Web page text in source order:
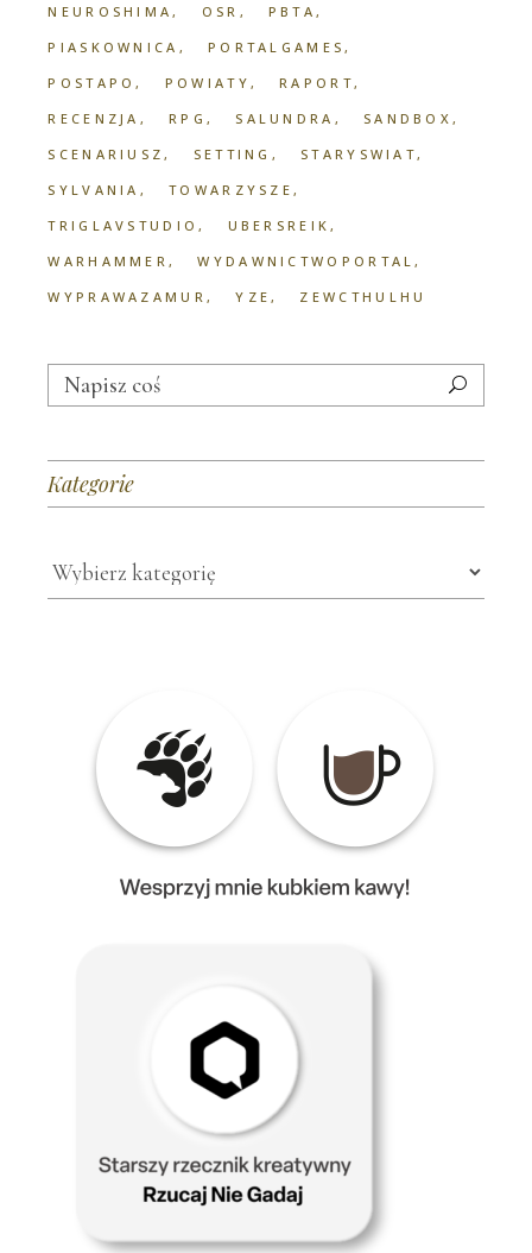
NEUROSHIMA
OSR
PBTA
PIASKOWNICA
PORTALGAMES
POSTAPO
POWIATY
RAPORT
RECENZJA
RPG SALUNDRA
SANDBOX
SCENARIUSZ
SETTING
STARYSWIAT
SYLVANIA
TOWARZYSZE
TRIGLAVSTUDIO
UBERSREIK
WARHAMMER
WYDAWNICTWOPORTAL
WYPRAWAZAMUR
YZE ZEWCTHULHU
Search
for:
Kategorie